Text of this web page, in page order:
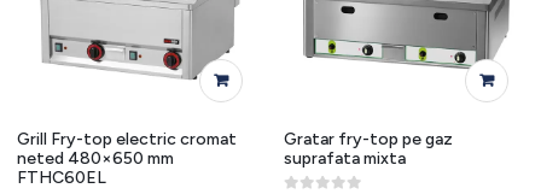
Grill Fry-top electric cromat
neted 480×650 mm
FTHC60EL
Gratar fry-top pe gaz
suprafata mixta